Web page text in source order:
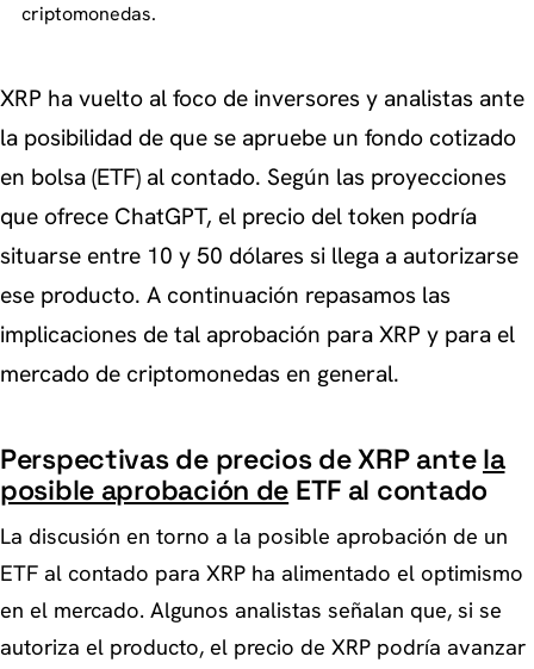
criptomonedas.
XRP ha vuelto al foco de inversores y analistas ante
la posibilidad de que se apruebe un fondo cotizado
en bolsa (ETF) al contado. Según las proyecciones
que ofrece ChatGPT, el precio del token podría
situarse entre 10 y 50 dólares si llega a autorizarse
ese producto. A continuación repasamos las
implicaciones de tal aprobación para XRP y para el
mercado de criptomonedas en general.
Perspectivas de precios de XRP ante la
posible aprobación de ETF al contado
La discusión en torno a la posible aprobación de un
ETF al contado para XRP ha alimentado el optimismo
en el mercado. Algunos analistas señalan que, si se
autoriza el producto, el precio de XRP podría avanzar